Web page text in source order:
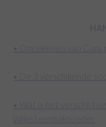
• Omrekenen van Cups
• De 3 verschillende
• Wat is het verschil